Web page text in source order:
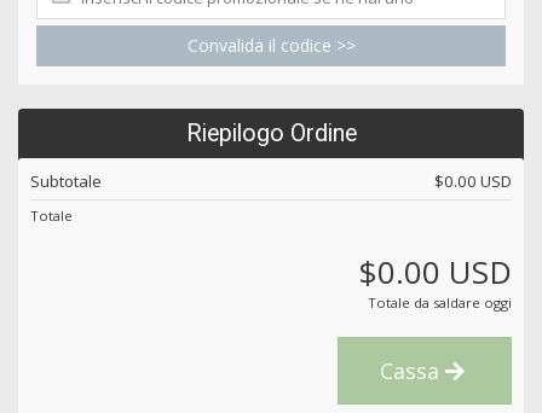
Convalida il codice >>
Riepilogo Ordine
Subtotale $0.00 USD
Totale
$0.00 USD
Totale da saldare oggi
Cassa